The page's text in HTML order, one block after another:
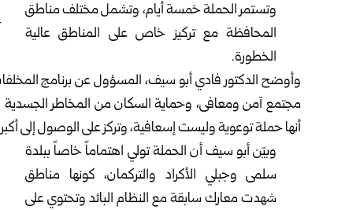
وتستمر الحملة خمسة أيام، وتشمل مختلف مناطق
المحافظة مع تركيز خاص على المناطق عالية
الخطورة.
وأوضح الدكتور فادي أبو سيف، المسؤول عن برنامج
مجتمع آمن ومعافى، وحماية السكان من المخاطر الجسدية
أنها حملة توعوية وليست إسعافية، وتركز على الوصول إلى
وبيّن أبو سيف أن الحملة تولي اهتماماً خاصاً ببلدة
سلمى وجبلي الأكراد والتركمان، كونها مناطق
شهدت معارك سابقة مع النظام البائد وتحتوي على